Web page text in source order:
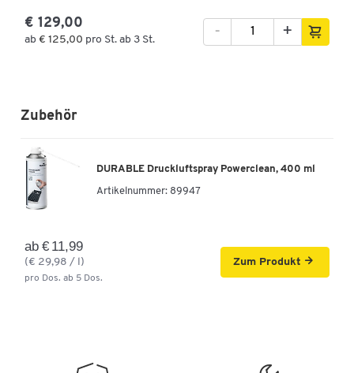
€ 129,00
ab € 125,00 pro St. ab 3 St.
+
-
Zubehör
DURABLE Druckluftspray Powerclean, 400 ml
Artikelnummer: 89947
ab € 11,99
(€ 29,98 / l)
pro Dos. ab 5 Dos.
Zum Produkt